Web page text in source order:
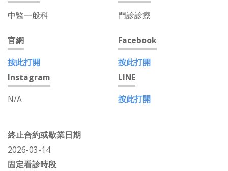
中醫一般科
門診診療
官網
按此打開
Facebook
按此打開
Instagram
N/A
LINE
按此打開
終止合約或歇業日期
2026-03-14
固定看診時段